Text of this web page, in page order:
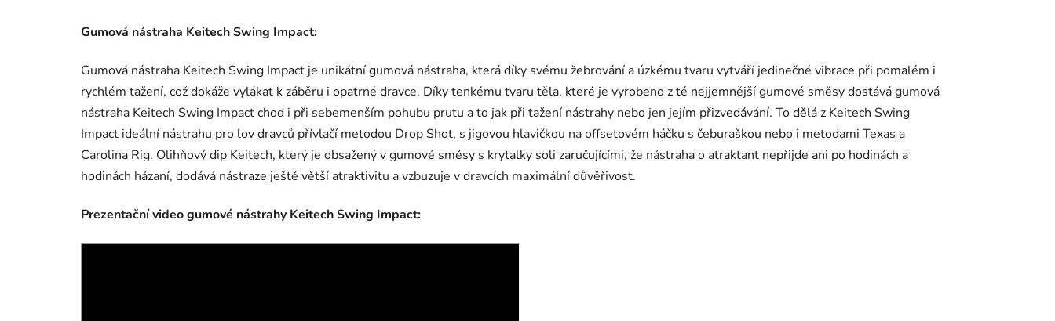
Gumová nástraha Keitech Swing Impact:
Gumová nástraha Keitech Swing Impact je unikátní gumová nástraha, která díky svému žebrování a úzkému tvaru vytváří jedinečné vibrace při pomalém i
rychlém tažení, což dokáže vylákat k záběru i opatrné dravce. Díky tenkému tvaru těla, které je vyrobeno z té nejjemnější gumové směsy dostává gumová
nástraha Keitech Swing Impact chod i při sebemenším pohubu prutu a to jak při tažení nástrahy nebo jen jejím přizvedávání. To dělá z Keitech Swing
Impact ideální nástrahu pro lov dravců přívlačí metodou Drop Shot, s jigovou hlavičkou na offsetovém háčku s čeburaškou nebo i metodami Texas a
Carolina Rig. Olihňový dip Keitech, který je obsažený v gumové směsy s krytalky soli zaručujícími, že nástraha o atraktant nepřijde ani po hodinách a
hodinách házaní, dodává nástraze ještě větší atraktivitu a vzbuzuje v dravcích maximální důvěřivost.
Prezentační video gumové nástrahy Keitech Swing Impact: